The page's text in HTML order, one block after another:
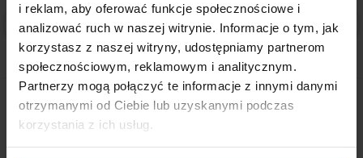
i reklam, aby oferować funkcje społecznościowe i
analizować ruch w naszej witrynie. Informacje o tym, jak
korzystasz z naszej witryny, udostępniamy partnerom
społecznościowym, reklamowym i analitycznym.
Partnerzy mogą połączyć te informacje z innymi danymi
otrzymanymi od Ciebie lub uzyskanymi podczas
korzystania z ich usług.
Tania i szybka dostawa
Klienci którzy zakupili ten produkt
kupili również: